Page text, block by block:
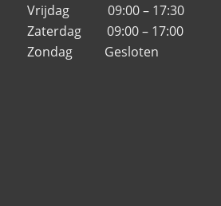
Vrijdag 09:00 – 17:30
Zaterdag 09:00 – 17:00
Zondag Gesloten